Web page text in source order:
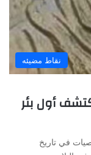
نقاط مضيئه
أول بئر
في تاريخ